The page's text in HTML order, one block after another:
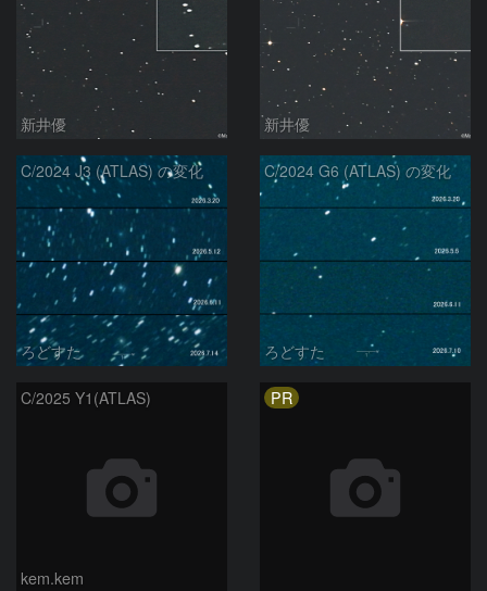
新井優 新井優
C/2024 J3 (ATLAS) の変化
ろどすた
C/2024 G6 (ATLAS) の変化
ろどすた
C/2025 Y1(ATLAS)
kem.kem
PR